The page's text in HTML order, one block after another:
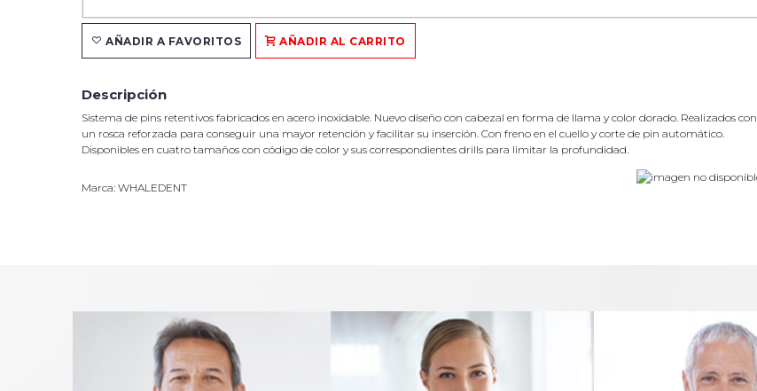
AÑADIR A FAVORITOS AÑADIR AL CARRITO
Descripción
Sistema de pins retentivos fabricados en acero inoxidable. Nuevo diseño con cabezal en forma de llama y color dorado. Realizados con
un rosca reforzada para conseguir una mayor retención y facilitar su inserción. Con freno en el cuello y corte de pin automático.
Disponibles en cuatro tamaños con código de color y sus correspondientes drills para limitar la profundidad.
Marca: WHALEDENT